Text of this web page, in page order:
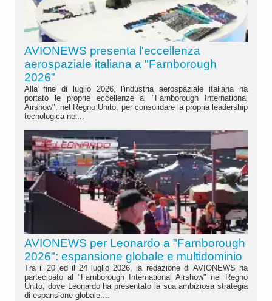
AVIONEWS presenta l'eccellenza
aerospaziale italiana a "Farnborough
2026"
Alla fine di luglio 2026, l'industria aerospaziale italiana ha
portato le proprie eccellenze al "Farnborough International
Airshow", nel Regno Unito, per consolidare la propria leadership
tecnologica nel...
AVIONEWS per Leonardo a "Farnborough
2026": espansione globale e multidominio
Tra il 20 ed il 24 luglio 2026, la redazione di AVIONEWS ha
partecipato al "Farnborough International Airshow" nel Regno
Unito, dove Leonardo ha presentato la sua ambiziosa strategia
di espansione globale....